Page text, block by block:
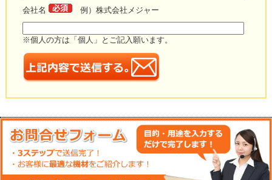
会社名 例）株式会社メジャー
※個人の方は「個人」とご記入願います。